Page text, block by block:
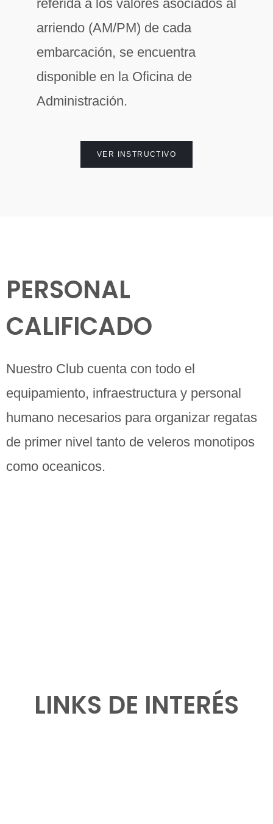
referida a los valores asociados al
arriendo (AM/PM) de cada
embarcación, se encuentra
disponible en la Oficina de
Administración.
VER INSTRUCTIVO
PERSONAL
CALIFICADO
Nuestro Club cuenta con todo el
equipamiento, infraestructura y personal
humano necesarios para organizar regatas
de primer nivel tanto de veleros monotipos
como oceanicos.
LINKS DE INTERÉS